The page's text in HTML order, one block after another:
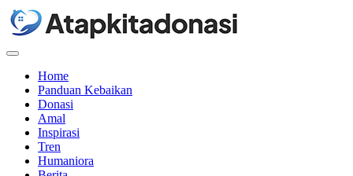
Menu
Home
Panduan Kebaikan
Donasi
Amal
Inspirasi
Tren
Humaniora